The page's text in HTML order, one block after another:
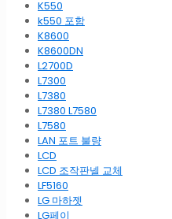
K550
k550 포함
K8600
K8600DN
L2700D
L7300
L7380
L7380 L7580
L7580
LAN 포트 불량
LCD
LCD 조작판넬 교체
LF5160
LG 마하젯
LG페이